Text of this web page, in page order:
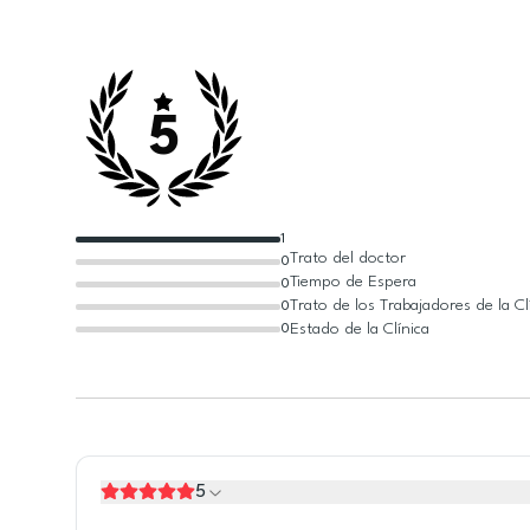
5
0
0
0
0
1
Trato del doctor
Tiempo de Espera
Trato de los Trabajadores de la
Estado de la Clínica
5